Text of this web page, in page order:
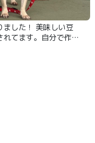
した！ 美味しい豆
てます。自分で作る